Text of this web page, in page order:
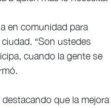
en comunidad para
“Son ustedes
cuando la gente se
que la mejora